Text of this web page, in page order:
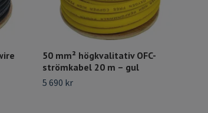
50 mm² högkvalitativ OFC-
strömkabel 20 m – gul
5 690 kr